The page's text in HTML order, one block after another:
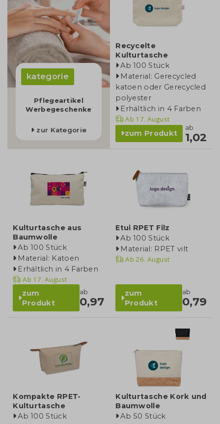
kategorie
Pflegeartikel
Werbegeschenke
zur Kategorie
Recycelte
Kulturtasche
Ab 100 Stück
Material: Gerecycled
katoen oder Gerecycled
polyester
Erhältlich in 4 Farben
Ab 17. August
zum Produkt
ab
1,02
Kulturtasche aus
Baumwolle
Ab 100 Stück
Material: Katoen
Erhältlich in 4 Farben
Ab 17. August
zum
Produkt
ab
0,97
Etui RPET Filz
Ab 100 Stück
Material: RPET vilt
Ab 26. August
zum
Produkt
ab
0,79
Kompakte RPET-
Kulturtasche
Ab 100 Stück
Kulturtasche Kork und
Baumwolle
Ab 50 Stück